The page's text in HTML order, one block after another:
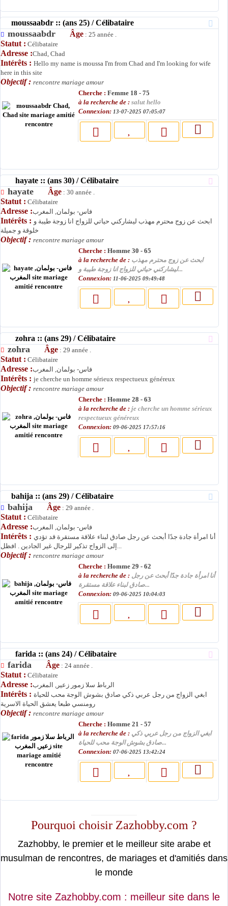
moussaabdr :: (ans 25) / Célibataire
moussaabdr Âge : 25 année .
Statut : Célibataire
Adresse :Chad, Chad
Intérêts : Hello my name is moussa I'm from Chad and I'm looking for wife
here in this site
Objectif : rencontre mariage amour
Cherche : Femme 18 - 75
à la recherche de : salut hello
Connexion: 13-07-2025 07:05:07
hayate :: (ans 30) / Célibataire
hayate Âge : 30 année .
Statut : Célibataire
Adresse :فاس- بولمان, المغرب
Intérêts : ابحث عن زوج محترم مهذب ليشاركني حياتي للزواج انا زوجة طيبة و
خلوقة و جميلة
Objectif : rencontre mariage amour
Cherche : Homme 30 - 65
à la recherche de : ابحث عن زوج محترم مهذب
ليشاركني حياتي للزواج انا زوجة طيبة و...
Connexion: 11-06-2025 09:49:48
zohra :: (ans 29) / Célibataire
zohra Âge : 29 année .
Statut : Célibataire
Adresse :فاس- بولمان, المغرب
Intérêts : je cherche un homme sérieux respectueux généreux
Objectif : rencontre mariage amour
Cherche : Homme 28 - 63
à la recherche de : je cherche un homme sérieux
respectueux généreux
Connexion: 09-06-2025 17:57:16
bahija :: (ans 29) / Célibataire
bahija Âge : 29 année .
Statut : Célibataire
Adresse :فاس- بولمان, المغرب
Intérêts : أنا امرأة جادة جدًا أبحث عن رجل صادق لبناء علاقة مستقرة قد تؤدي
إلى الزواج تذكير للرجال غير الجادين . افظل...
Objectif : rencontre mariage amour
Cherche : Homme 29 - 62
à la recherche de : أنا امرأة جادة جدًا أبحث عن رجل
صادق لبناء علاقة مستقرة...
Connexion: 09-06-2025 10:04:03
farida :: (ans 24) / Célibataire
farida Âge : 24 année .
Statut : Célibataire
Adresse :الرباط سلا زمور زعير, المغرب
Intérêts : ابغي الزواج من رجل عربي ذكي صادق بشوش الوجة محب للحياة
رومنسي طبعا يعشق الحياة الاسرية
Objectif : rencontre mariage amour
Cherche : Homme 21 - 57
à la recherche de : ابغي الزواج من رجل عربي ذكي
صادق بشوش الوجة محب للحياة...
Connexion: 07-06-2025 13:42:24
Pourquoi choisir Zazhobby.com ?
Zazhobby, le premier et le meilleur site arabe et
musulman de rencontres, de mariages et d'amitiés dans
le monde
Notre site Zazhobby.com : meilleur site dans le